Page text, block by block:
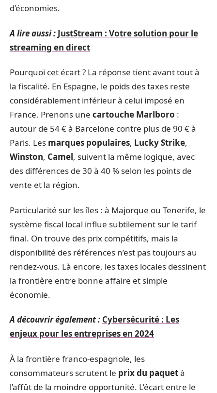
d’économies.
A lire aussi : JustStream : Votre solution pour le
streaming en direct
Pourquoi cet écart ? La réponse tient avant tout à
la fiscalité. En Espagne, le poids des taxes reste
considérablement inférieur à celui imposé en
France. Prenons une cartouche Marlboro :
autour de 54 € à Barcelone contre plus de 90 € à
Paris. Les marques populaires, Lucky Strike,
Winston, Camel, suivent la même logique, avec
des différences de 30 à 40 % selon les points de
vente et la région.
Particularité sur les îles : à Majorque ou Tenerife, le
système fiscal local influe subtilement sur le tarif
final. On trouve des prix compétitifs, mais la
disponibilité des références n’est pas toujours au
rendez-vous. Là encore, les taxes locales dessinent
la frontière entre bonne affaire et simple
économie.
A découvrir également : Cybersécurité : Les
enjeux pour les entreprises en 2024
À la frontière franco-espagnole, les
consommateurs scrutent le prix du paquetà
l’affût de la moindre opportunité. L’écart entre le